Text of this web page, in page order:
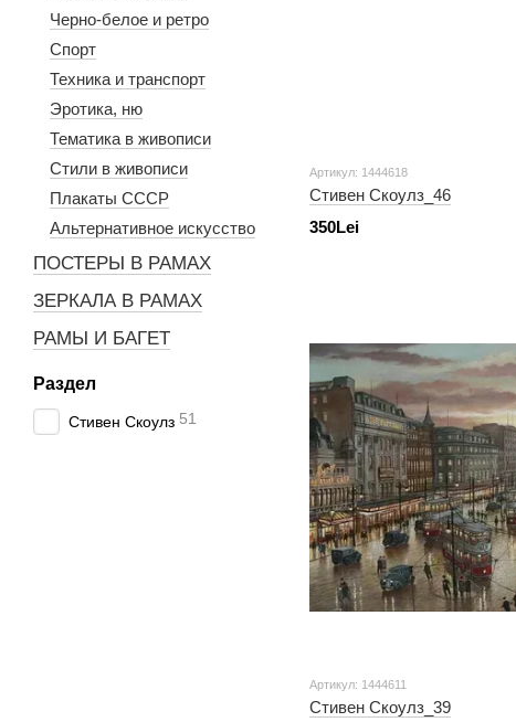
Артикул: 1444618
Стивен Скоулз_46
350Lei
Артикул: 1444611
Стивен Скоулз_39
Черно-белое и ретро
Спорт
Техника и транспорт
Эротика, ню
Тематика в живописи
Стили в живописи
Плакаты СССР
Альтернативное искусство
ПОСТЕРЫ В РАМАХ
ЗЕРКАЛА В РАМАХ
РАМЫ И БАГЕТ
Раздел
Стивен Скоулз 51